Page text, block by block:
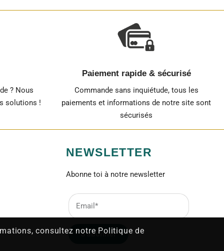
? Nous
solutions !
Paiement rapide & sécurisé
Commande sans inquiétude, tous les
paiements et informations de notre site sont
sécurisés
NEWSLETTER
Abonne toi à notre newsletter
S'abonner
consultez notre Politique de